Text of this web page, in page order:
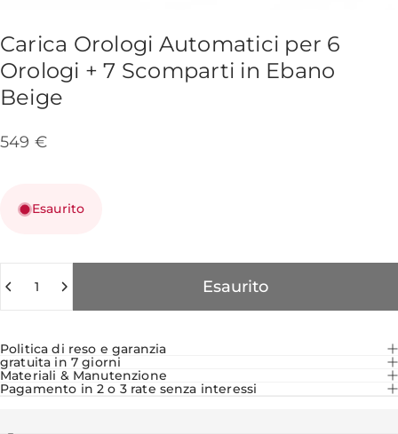
Carica Orologi Automatici per 6
Orologi + 7 Scomparti in Ebano
Beige
549 €
Esaurito
Esaurito
Politica di reso e garanzia
gratuita in 7 giorni
Materiali & Manutenzione
Pagamento in 2 o 3 rate senza interessi